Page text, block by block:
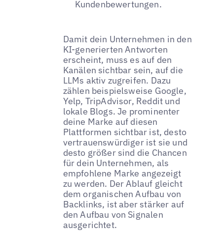
Kundenbewertungen.
Damit dein Unternehmen in den
KI-generierten Antworten
erscheint, muss es auf den
Kanälen sichtbar sein, auf die
LLMs aktiv zugreifen. Dazu
zählen beispielsweise Google,
Yelp, TripAdvisor, Reddit und
lokale Blogs. Je prominenter
deine Marke auf diesen
Plattformen sichtbar ist, desto
vertrauenswürdiger ist sie und
desto größer sind die Chancen
für dein Unternehmen, als
empfohlene Marke angezeigt
zu werden. Der Ablauf gleicht
dem organischen Aufbau von
Backlinks, ist aber stärker auf
den Aufbau von Signalen
ausgerichtet.